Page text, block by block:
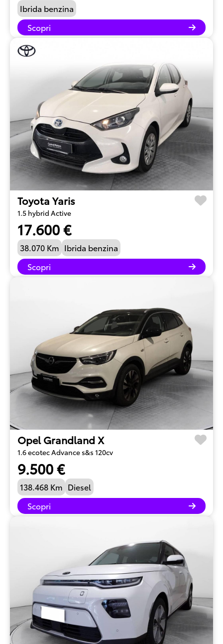
Ibrida benzina
Scopri
Toyota Yaris
1.5 hybrid Active
17.600 €
38.070 Km Ibrida benzina
Scopri
Opel Grandland X
1.6 ecotec Advance s&s 120cv
9.500 €
138.468 Km Diesel
Scopri